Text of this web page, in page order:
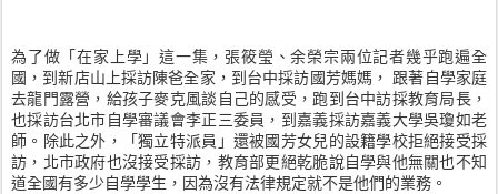
為了做「在家上學」這一集，張筱瑩、余榮宗兩位記者幾乎跑遍全
國，到新店山上採訪陳爸全家，到台中採訪國芳媽媽， 跟著自學家庭
去龍門露營，給孩子麥克風談自己的感受，跑到台中訪採教育局長，
也採訪台北市自學審議會李正三委員，到嘉義採訪嘉義大學吳瓊如老
師。除此之外，「獨立特派員」還被國芳女兒的設籍學校拒絕接受採
訪，北市政府也沒接受採訪，教育部更絕乾脆說自學與他無關也不知
道全國有多少自學學生，因為沒有法律規定就不是他們的業務。